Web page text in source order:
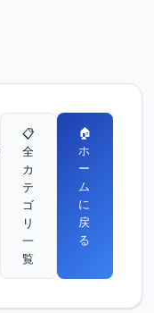
📋
全
カ
テ
ゴ
リ
一
覧
🏠
ホ
ー
ム
に
戻
る